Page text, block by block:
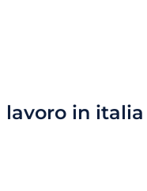
lavoro in